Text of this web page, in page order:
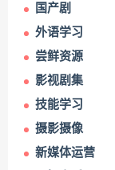
国产剧
外语学习
尝鲜资源
影视剧集
技能学习
摄影摄像
新媒体运营